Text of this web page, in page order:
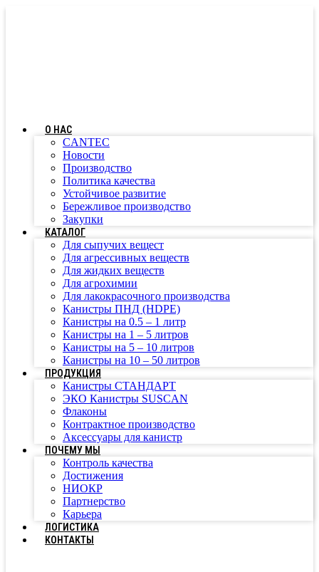
О НАС
CANTEC
Новости
Производство
Политика качества
Устойчивое развитие
Бережливое производство
Закупки
КАТАЛОГ
Для сыпучих вещест
Для агрессивных веществ
Для жидких веществ
Для агрохимии
Для лакокрасочного производства
Канистры ПНД (HDPE)
Канистры на 0.5 – 1 литр
Канистры на 1 – 5 литров
Канистры на 5 – 10 литров
Канистры на 10 – 50 литров
ПРОДУКЦИЯ
Канистры СТАНДАРТ
ЭКО Канистры SUSCAN
Флаконы
Контрактное производство
Аксессуары для канистр
ПОЧЕМУ МЫ
Контроль качества
Достижения
НИОКР
Партнерство
Карьера
ЛОГИСТИКА
КОНТАКТЫ